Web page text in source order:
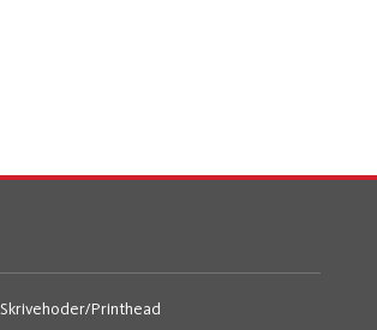
Skrivehoder/Printhead